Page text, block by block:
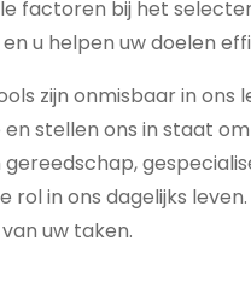
factoren bij het
u helpen uw doelen
zijn onmisbaar in
stellen ons in staat
rol in ons dagelijks
uw taken.